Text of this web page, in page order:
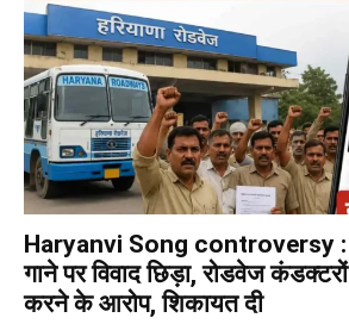
Haryanvi Song controversy :
गाने पर विवाद छिड़ा, रोडवेज
करने के आरोप, शिकायत दी